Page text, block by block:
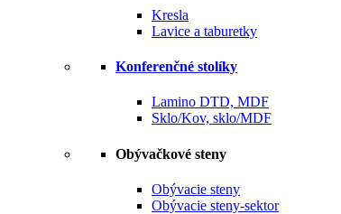
Kresla
Lavice a taburetky
Konferenčné stolíky
Lamino DTD, MDF
Sklo/Kov, sklo/MDF
Obývačkové steny
Obývacie steny
Obývacie steny-sektor